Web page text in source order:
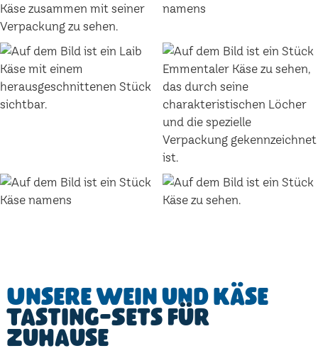
Unsere Wein und Käse
Tasting-Sets für
Zuhause